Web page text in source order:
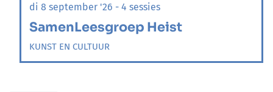
di 8 september '26 - 4 sessies
SamenLeesgroep Heist
KUNST EN CULTUUR